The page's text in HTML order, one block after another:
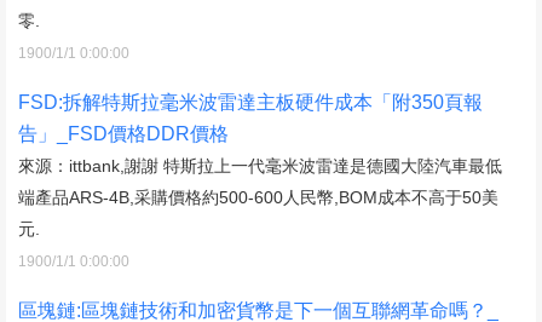
零.
1900/1/1 0:00:00
FSD:拆解特斯拉毫米波雷達主板硬件成本「附350頁報
告」_FSD價格DDR價格
來源：ittbank,謝謝 特斯拉上一代毫米波雷達是德國大陸汽車最低
端產品ARS-4B,采購價格約500-600人民幣,BOM成本不高于50美
元.
1900/1/1 0:00:00
區塊鏈:區塊鏈技術和加密貨幣是下一個互聯網革命嗎？_